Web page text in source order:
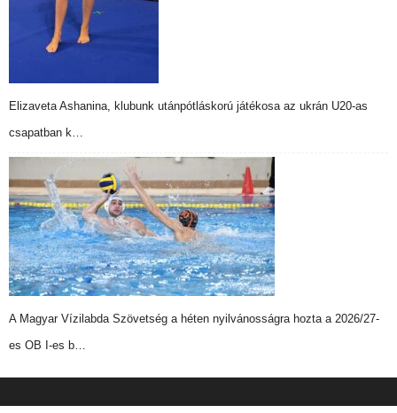
Elizaveta Ashanina, klubunk utánpótláskorú játékosa az ukrán U20-as
csapatban k…
A Magyar Vízilabda Szövetség a héten nyilvánosságra hozta a 2026/27-
es OB I-es b…